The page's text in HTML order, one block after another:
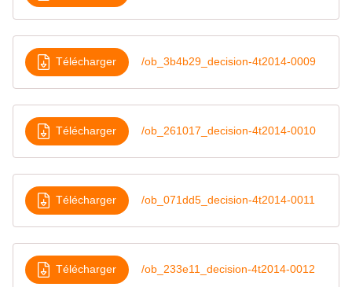
Télécharger /ob_3b4b29_decision-4t2014-0009
Télécharger /ob_261017_decision-4t2014-0010
Télécharger /ob_071dd5_decision-4t2014-0011
Télécharger /ob_233e11_decision-4t2014-0012